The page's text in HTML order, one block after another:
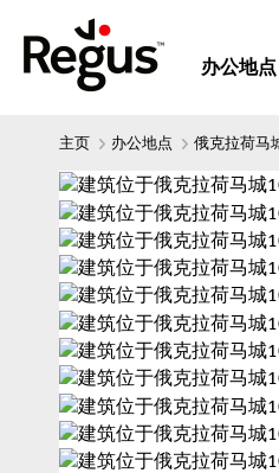
办公地点
主页 办公地点 俄克拉荷马